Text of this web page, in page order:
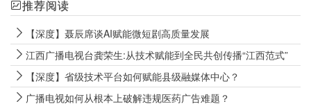
推荐阅读
【深度】聂辰席谈AI赋能微短剧高质量发展
江西广播电视台龚荣生:从技术赋能到全民共创传播“江西范式”
【深度】省级技术平台如何赋能县级融媒体中心？
广播电视如何从根本上破解违规医药广告难题？